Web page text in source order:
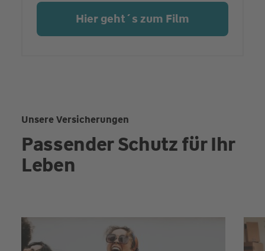
Hier geht´s zum Film
Unsere Versicherungen
Passender Schutz für Ihr
Leben